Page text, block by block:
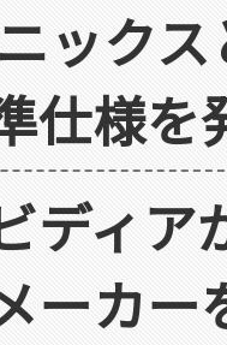
ック
仕様を
ディア
ーカー